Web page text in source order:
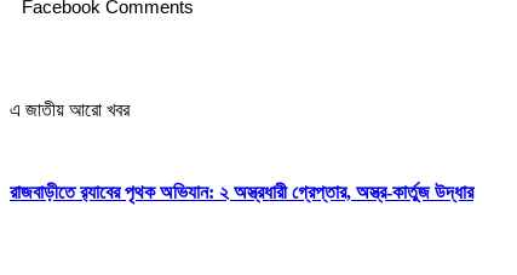
Facebook Comments
এ জাতীয় আরো খবর
রাজবাড়ীতে র‌্যাবের পৃথক অভিযান: ২ অস্ত্রধারী গ্রেপ্তার, অস্ত্র-কার্তুজ উদ্ধার